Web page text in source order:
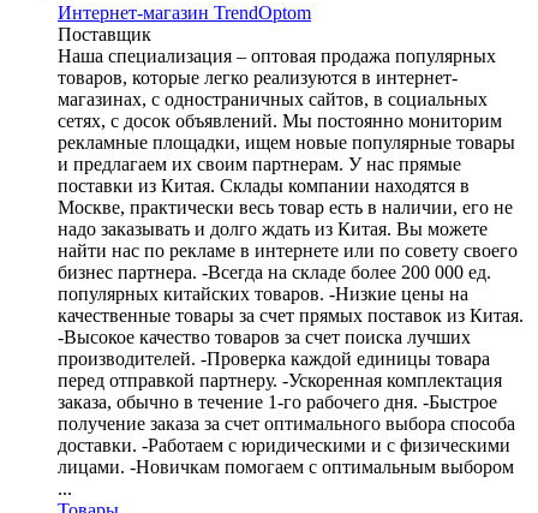
Интернет-магазин TrendOptom
Поставщик
Наша специализация – оптовая продажа популярных
товаров, которые легко реализуются в интернет-
магазинах, с одностраничных сайтов, в социальных
сетях, с досок объявлений. Мы постоянно мониторим
рекламные площадки, ищем новые популярные товары
и предлагаем их своим партнерам. У нас прямые
поставки из Китая. Склады компании находятся в
Москве, практически весь товар есть в наличии, его не
надо заказывать и долго ждать из Китая. Вы можете
найти нас по рекламе в интернете или по совету своего
бизнес партнера. -Всегда на складе более 200 000 ед.
популярных китайских товаров. -Низкие цены на
качественные товары за счет прямых поставок из Китая.
-Высокое качество товаров за счет поиска лучших
производителей. -Проверка каждой единицы товара
перед отправкой партнеру. -Ускоренная комплектация
заказа, обычно в течение 1-го рабочего дня. -Быстрое
получение заказа за счет оптимального выбора способа
доставки. -Работаем с юридическими и с физическими
лицами. -Новичкам помогаем с оптимальным выбором
...